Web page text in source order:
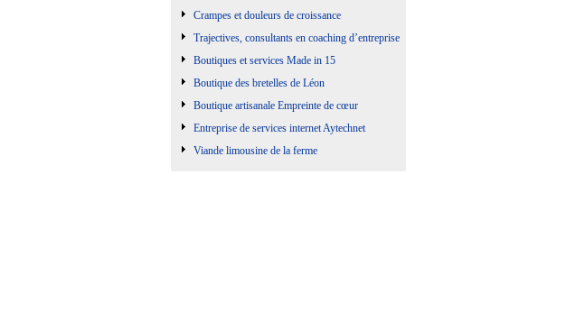
Crampes et douleurs de croissance
Trajectives, consultants en coaching d’entreprise
Boutiques et services Made in 15
Boutique des bretelles de Léon
Boutique artisanale Empreinte de cœur
Entreprise de services internet Aytechnet
Viande limousine de la ferme